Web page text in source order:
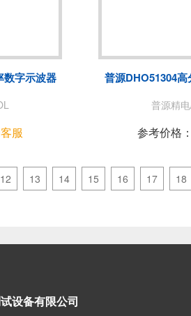
数字示波器
服
普源DHO51304
普源精
参考价格：
12 13 14 15 16 17 18
设备有限公司